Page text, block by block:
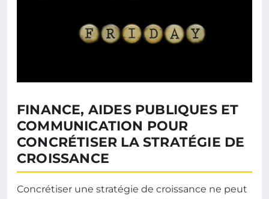
FINANCE, AIDES PUBLIQUES ET
COMMUNICATION POUR
CONCRÉTISER LA STRATÉGIE DE
CROISSANCE
Concrétiser une stratégie de croissance ne peut